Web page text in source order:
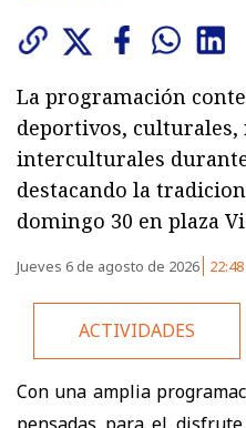
La programación
deportivos, culturales,
interculturales
destacando la
domingo 30 en plaza
Jueves 6 de agosto de 2026 22:48
ACTIVIDADES
Con una amplia